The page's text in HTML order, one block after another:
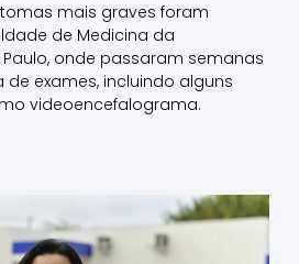
mais graves foram
de Medicina da
onde passaram semanas
exames, incluindo alguns
videoencefalograma.